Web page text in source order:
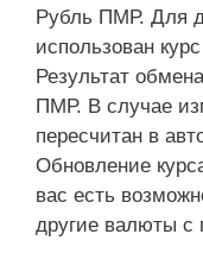
Рубль ПМР. Для
использован
Результат
ПМР. В случае
пересчитан в
Обновление
вас есть
другие валюты